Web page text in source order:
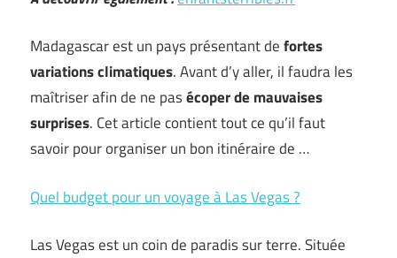
Madagascar est un pays présentant defortes
variations climatiques. Avant d’y aller, il faudra les
maîtriser afin de ne pasécoper de mauvaises
surprises. Cet article contient tout ce qu’il faut
savoir pour organiser un bon itinéraire de …
Quel budget pour un voyage à Las Vegas ?
Las Vegas est un coin de paradis sur terre. Située